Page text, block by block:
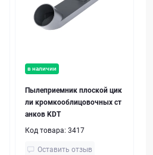
в наличии
Пылеприемник плоской цик
ли кромкооблицовочных ст
анков KDT
Код товара: 3417
Оставить отзыв